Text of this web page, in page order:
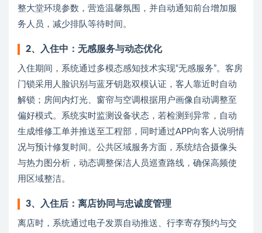
整大堂环境参数，营造温馨氛围，并自动通知前台增加服
务人员，减少排队等待时间。
2、 入住中：无感服务与动态优化
入住期间，系统通过多模态感知技术实现“无感服务”。客房
门锁采用人脸识别与蓝牙钥匙双模认证，客人靠近时自动
解锁；房间内灯光、窗帘与空调根据用户画像自动调整至
偏好模式。系统实时监测设备状态，若检测到异常，自动
生成维修工单并推送至工程部，同时通过APP向客人说明情
况与预计修复时间。公共区域服务方面，系统结合摄像头
与热力图分析，动态调整保洁人员巡查路线，确保高频使
用区域整洁。
3、 入住后：离店协同与忠诚度管理
离店时，系统通过电子发票自动推送、行李寄存预约与交